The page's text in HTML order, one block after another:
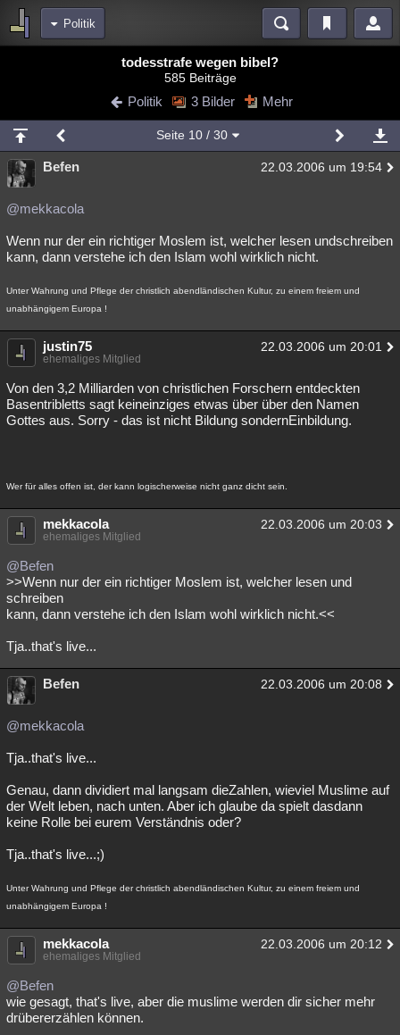
Politik
Blogs Videos
Chat Wiki Neuigkeiten
meine Rubriken
Menschen Mystery Kriminalfälle
Spiritualität
Natur Umfragen Unterhaltung
Philosophie Träume Orte Esoterik Literatur
Astronomie Helpdesk Gruppen Gaming Filme
Musik Clash Verbesserungen
Übersichten
Besucht Teilgenommen Alle Neue Geschlossen
todesstrafe wegen bibel?
585 Beiträge
Politik 3 Bilder Mehr
Seite 10/ 30
Befen 22.03.2006 um 19:54
@mekkacola
Wenn nur der ein richtiger Moslem ist, welcher lesen undschreiben
kann, dann verstehe ich den Islam wohl wirklich nicht.
Unter Wahrung und Pflege der christlich abendländischen Kultur, zu einem freiem und
unabhängigem Europa !
justin75 22.03.2006 um 20:01
ehemaliges Mitglied
Von den 3,2 Milliarden von christlichen Forschern entdeckten
Basentribletts sagt keineinziges etwas über über den Namen
Gottes aus. Sorry - das ist nicht Bildung sondernEinbildung.
Wer für alles offen ist, der kann logischerweise nicht ganz dicht sein.
mekkacola 22.03.2006 um 20:03
ehemaliges Mitglied
@Befen
>>Wenn nur der ein richtiger Moslem ist, welcher lesen und
schreiben
kann, dann verstehe ich den Islam wohl wirklich nicht.<<
Tja..that's live...
Befen 22.03.2006 um 20:08
@mekkacola
Tja..that's live...
Genau, dann dividiert mal langsam dieZahlen, wieviel Muslime auf
der Welt leben, nach unten. Aber ich glaube da spielt dasdann
keine Rolle bei eurem Verständnis oder?
Tja..that's live...;)
Unter Wahrung und Pflege der christlich abendländischen Kultur, zu einem freiem und
unabhängigem Europa !
mekkacola 22.03.2006 um 20:12
ehemaliges Mitglied
@Befen
wie gesagt, that's live, aber die muslime werden dir sicher mehr
drübererzählen können.